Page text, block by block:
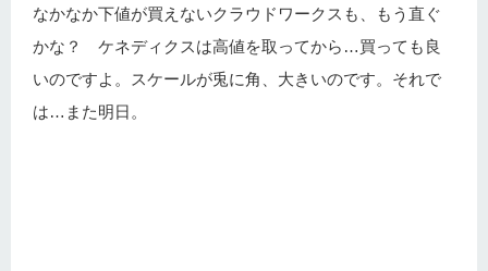
なかなか下値が買えないクラウドワークスも、もう直ぐ
かな？ ケネディクスは高値を取ってから…買っても良
いのですよ。スケールが兎に角、大きいのです。それで
は…また明日。